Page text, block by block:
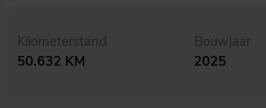
Kilometerstand
50.632 KM
Bouwjaar
2025